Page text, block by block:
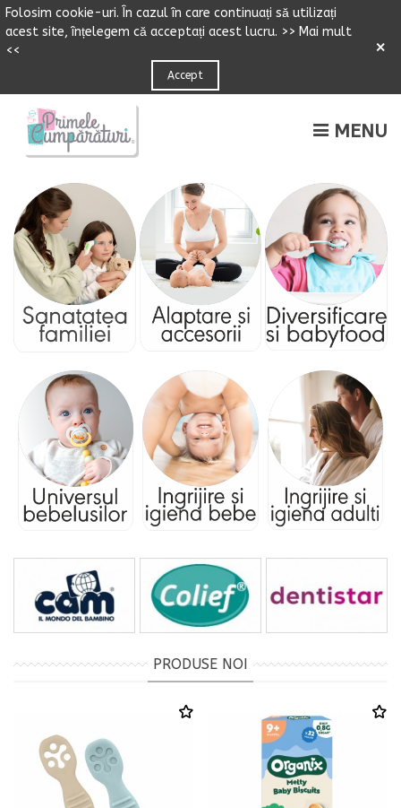
Folosim cookie-uri. n cazulîn care continuați să utilizați
acest site,înțelegem că acceptați acest lucru. >> Mai mult
<<
Accept
×
MENU
PRODUSE NOI